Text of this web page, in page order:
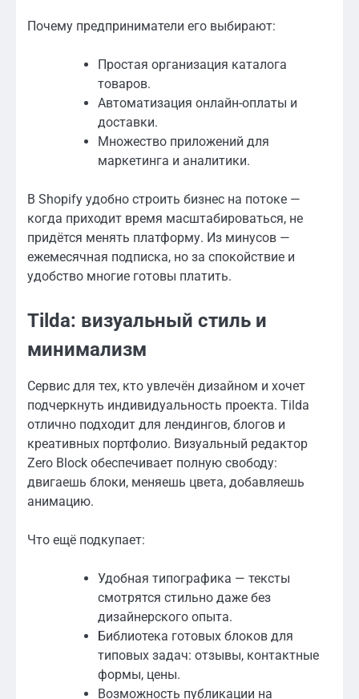
Почему предприниматели его выбирают:
Простая организация каталога
товаров.
Автоматизация онлайн-оплаты и
доставки.
Множество приложений для
маркетинга и аналитики.
В Shopify удобно строить бизнес на потоке —
когда приходит время масштабироваться, не
придётся менять платформу. Из минусов —
ежемесячная подписка, но за спокойствие и
удобство многие готовы платить.
Tilda: визуальный стиль и
минимализм
Сервис для тех, кто увлечён дизайном и хочет
подчеркнуть индивидуальность проекта. Tilda
отлично подходит для лендингов, блогов и
креативных портфолио. Визуальный редактор
Zero Block обеспечивает полную свободу:
двигаешь блоки, меняешь цвета, добавляешь
анимацию.
Что ещё подкупает:
Удобная типографика — тексты
смотрятся стильно даже без
дизайнерского опыта.
Библиотека готовых блоков для
типовых задач: отзывы, контактные
формы, цены.
Возможность публикации на